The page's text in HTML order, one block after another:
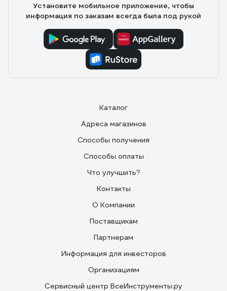
Установите мобильное приложение, чтобы
информация по заказам всегда была под рукой
Каталог
Адреса магазинов
Способы получения
Способы оплаты
Что улучшить?
Контакты
О Компании
Поставщикам
Партнерам
Информация для инвесторов
Организациям
Сервисный центр ВсеИнструменты.ру